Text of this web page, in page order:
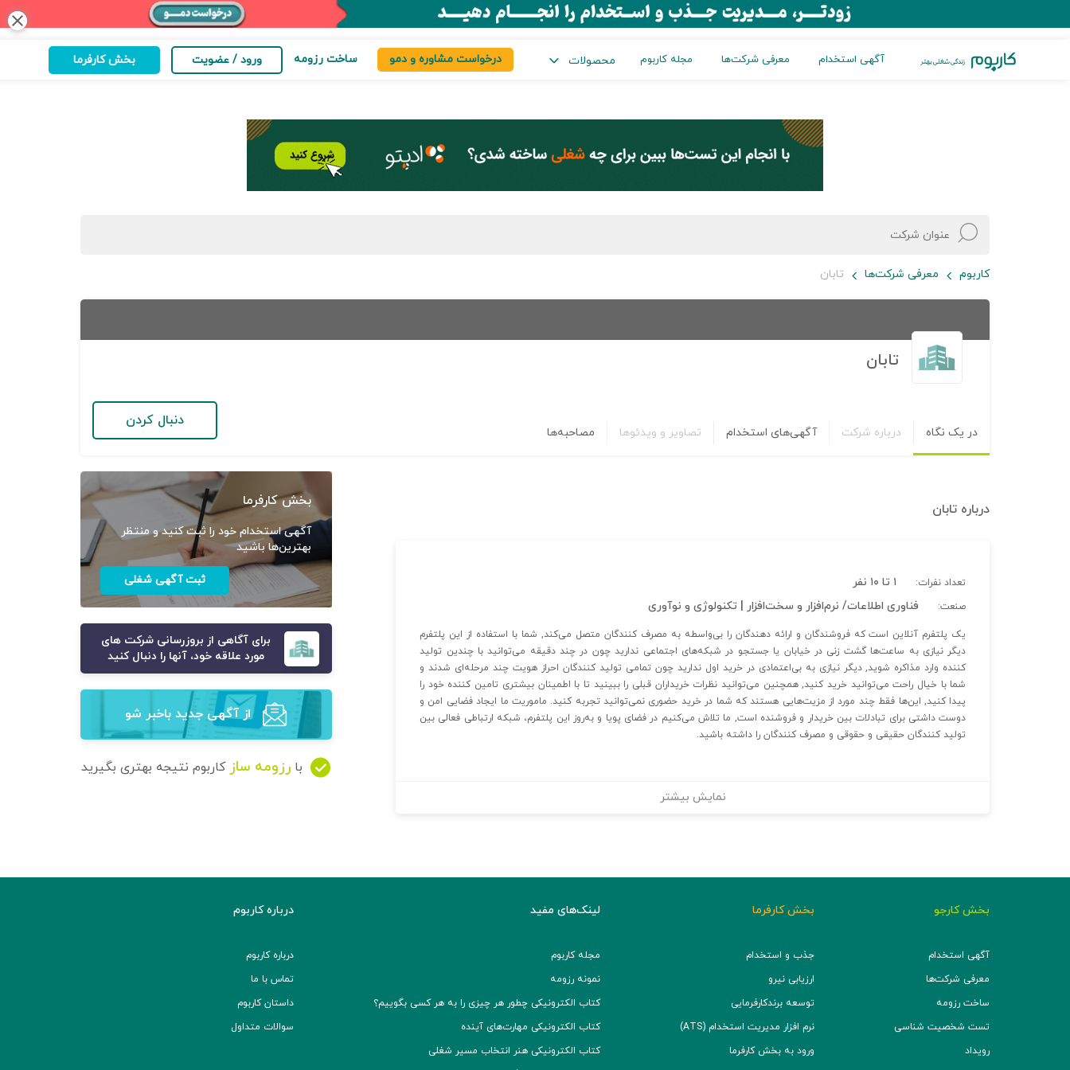
close
آگهی استخدام معرفی شرکت‌ها مجله کاربوم محصولات درخواست مشاوره و دمو ساخت رزومه ورود / عضویت بخش کارفرما
کاربوم معرفی شرکت‌ها تابان
تابان
در یک نگاه درباره شرکت آگهی‌های استخدام تصاویر و ویدئوها مصاحبه‌ها
دنبال کردن
درباره تابان
تعداد نفرات: ۱ تا ۱۰ نفر
صنعت: فناوری اطلاعات/ نرم‌افزار و سخت‌افزار | تکنولوژی و نوآوری
یک پلتفرم آنلاین است که فروشندگان و ارائه دهندگان را بی‌واسطه به مصرف کنندگان متصل می‌کند, شما با استفاده از این پلتفرم
دیگر نیازی به ساعت‌ها گشت زنی در خیابان یا جستجو در شبکه‌های اجتماعی ندارید چون در چند دقیقه می‌توانید با چندین تولید
کننده وارد مذاکره شوید, دیگر نیازی به بی‌اعتمادی در خرید اول ندارید چون تمامی تولید کنندگان احراز هویت چند مرحله‌ای شدند و
شما با خیال راحت می‌توانید خرید کنید, همچنین می‌توانید نظرات خریداران قبلی را ببینید تا با اطمینان بیشتری تامین کننده خود را
پیدا کنید, این‌ها فقط چند مورد از مزیت‌هایی هستند که شما در خرید حضوری نمی‌توانید تجربه کنید. ماموریت ما ایجاد فضایی امن و
دوست داشتی برای تبادلات بین خریدار و فروشنده است, ما تلاش می‌کنیم در فضای پویا و به‌روز این پلتفرم، شبکه ارتباطی فعالی بین
تولید کنندگان حقیقی و حقوقی و مصرف کنندگان را داشته باشید.
نمایش بیشتر
بخش کارفرما
آگهی استخدام خود را ثبت کنید و منتظر
بهترین‌ها باشید
ثبت آگهی شغلی
برای آگاهی از بروزرسانی شرکت های
مورد علاقه خود، آنها را دنبال کنید
از آگهی‌ جدید باخبر شو
با رزومه ساز کاربوم نتیجه بهتری بگیرید
بخش کارجو
آگهی استخدام
معرفی شرکت‌ها
ساخت رزومه
تست شخصیت شناسی
رویداد
بخش کارفرما
جذب و استخدام
ارزیابی نیرو
توسعه برند‌کارفرمایی
نرم افزار مدیریت استخدام (ATS)
ورود به بخش کارفرما
لینک‌های مفید
مجله کاربوم
نمونه رزومه
کتاب الکترونیکی چطور هر چیزی را به هر کسی بگوییم؟
کتاب الکترونیکی مهارت‌های آینده
کتاب الکترونیکی هنر انتخاب مسیر شغلی
درباره کاربوم
درباره کاربوم
تماس با ما
داستان کاربوم
سوالات متداول